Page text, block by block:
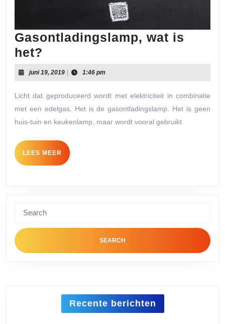
Gasontladingslamp, wat is
het?
wat
is
het?
juni 19, 2019juni
19,
1:46 pm
Licht dat geproduceerd wordt met elektriciteit in combinatie
met een edelgas. Het is de gasontladingslamp. Het is geen
huis-tuin en keukenlamp, maar wordt vooral gebruikt
LEES MEER LEES
MEER
for:
Recente berichten